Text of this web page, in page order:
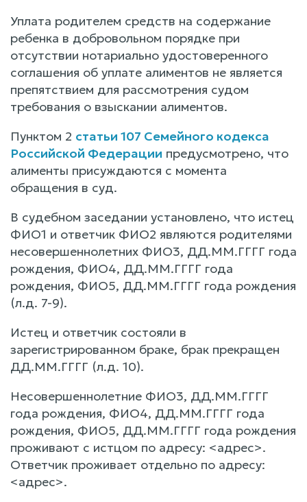
Уплата родителем средств на содержание
ребенка в добровольном порядке при
отсутствии нотариально удостоверенного
соглашения об уплате алиментов не является
препятствием для рассмотрения судом
требования о взыскании алиментов.
Пунктом 2 статьи 107 Семейного кодекса
Российской Федерации предусмотрено, что
алименты присуждаются с момента
обращения в суд.
В судебном заседании установлено, что истец
ФИО1 и ответчик ФИО2 являются родителями
несовершеннолетних ФИО3, ДД.ММ.ГГГГ года
рождения, ФИО4, ДД.ММ.ГГГГ года
рождения, ФИО5, ДД.ММ.ГГГГ года рождения
(л.д. 7-9).
Истец и ответчик состояли в
зарегистрированном браке, брак прекращен
ДД.ММ.ГГГГ (л.д. 10).
Несовершеннолетние ФИО3, ДД.ММ.ГГГГ
года рождения, ФИО4, ДД.ММ.ГГГГ года
рождения, ФИО5, ДД.ММ.ГГГГ года рождения
проживают с истцом по адресу: <адрес>.
Ответчик проживает отдельно по адресу:
<адрес>.